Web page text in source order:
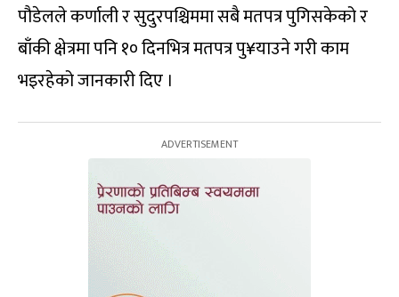
पौडेलले कर्णाली र सुदुरपश्चिममा सबै मतपत्र पुगिसकेको र
बाँकी क्षेत्रमा पनि १० दिनभित्र मतपत्र पु¥याउने गरी काम
भइरहेको जानकारी दिए ।